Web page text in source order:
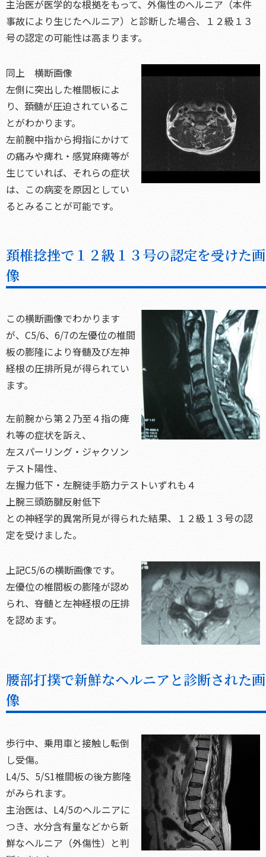
主治医が医学的な根拠をもって、外傷性のヘルニア（本件
事故により生じたヘルニア）と診断した場合、１２級１３
号の認定の可能性は高まります。
同上 横断画像
左側に突出した椎間板によ
り、頚髄が圧迫されているこ
とがわかります。
左前腕中指から拇指にかけて
の痛みや痺れ・感覚麻痺等が
生じていれば、それらの症状
は、この病変を原因としてい
るとみることが可能です。
頚椎捻挫で１２級１３号の認定を受けた画
像
この横断画像でわかります
が、C5/6、6/7の左優位の椎間
板の膨隆により脊髄及び左神
経根の圧排所見が得られてい
ます。
左前腕から第２乃至４指の痺
れ等の症状を訴え、
左スパーリング・ジャクソン
テスト陽性、
左握力低下・左腕徒手筋力テストいずれも４
上腕三頭筋腱反射低下
との神経学的異常所見が得られた結果、１２級１３号の認
定を受けました。
上記C5/6の横断画像です。
左優位の椎間板の膨隆が認め
られ、脊髄と左神経根の圧排
を認めます。
腰部打撲で新鮮なヘルニアと診断された画
像
歩行中、乗用車と接触し転倒
し受傷。
L4/5、5/S1椎間板の後方膨隆
がみられます。
主治医は、L4/5のヘルニアに
つき、水分含有量などから新
鮮なヘルニア（外傷性）と判